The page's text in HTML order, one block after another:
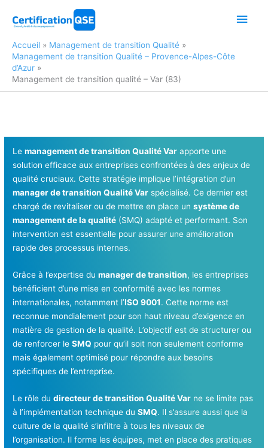
Accueil
Management de transition Qualité
Management de transition Qualité – Provence-Alpes-Côte
d’Azur
Management de transition qualité – Var (83)
Lemanagement de transition Qualité Var apporte une
solution efficace aux entreprises confrontées à des enjeux de
qualité cruciaux. Cette stratégie implique l’intégration d’un
manager de transition Qualité Var spécialisé. Ce dernier est
chargé de revitaliser ou de mettre en place unsystème de
management de la qualité (SMQ) adapté et performant. Son
intervention est essentielle pour assurer une amélioration
rapide des processus internes.
Grâce à l’expertise dumanager de transition, les entreprises
bénéficient d’une mise en conformité avec les normes
internationales, notamment l’ISO 9001. Cette norme est
reconnue mondialement pour son haut niveau d’exigence en
matière de gestion de la qualité. L’objectif est de structurer ou
de renforcer leSMQ pour qu’il soit non seulement conforme
mais également optimisé pour répondre aux besoins
spécifiques de l’entreprise.
Le rôle dudirecteur de transition Qualité Var ne se limite pas
à l’implémentation technique duSMQ. Il s’assure aussi que la
culture de la qualité s’infiltre à tous les niveaux de
l’organisation. Il forme les équipes, met en place des pratiques